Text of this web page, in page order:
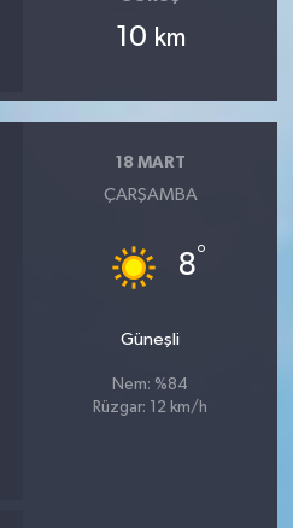
10 km
18 MART
ÇARŞAMBA
8°
Güneşli
Nem: %84
Rüzgar: 12 km/h